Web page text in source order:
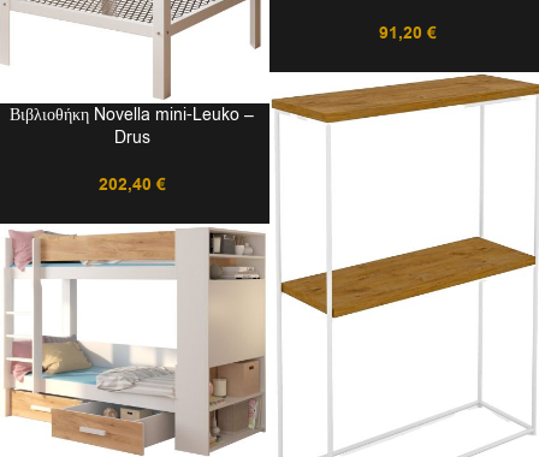
Βιβλιοθήκη Novella mini-Leuko –
Drus
202,40 €
91,20 €